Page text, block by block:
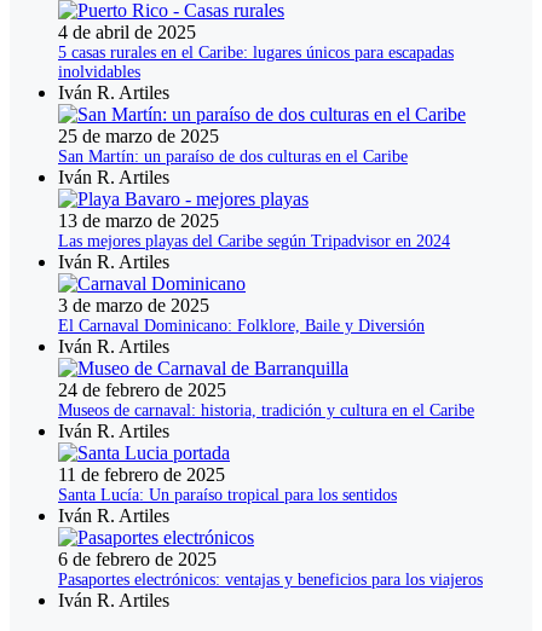
4 de abril de 2025
5 casas rurales en el Caribe: lugares únicos para escapadas
inolvidables
Iván R. Artiles
25 de marzo de 2025
San Martín: un paraíso de dos culturas en el Caribe
Iván R. Artiles
13 de marzo de 2025
Las mejores playas del Caribe según Tripadvisor en 2024
Iván R. Artiles
3 de marzo de 2025
El Carnaval Dominicano: Folklore, Baile y Diversión
Iván R. Artiles
24 de febrero de 2025
Museos de carnaval: historia, tradición y cultura en el Caribe
Iván R. Artiles
11 de febrero de 2025
Santa Lucía: Un paraíso tropical para los sentidos
Iván R. Artiles
6 de febrero de 2025
Pasaportes electrónicos: ventajas y beneficios para los viajeros
Iván R. Artiles